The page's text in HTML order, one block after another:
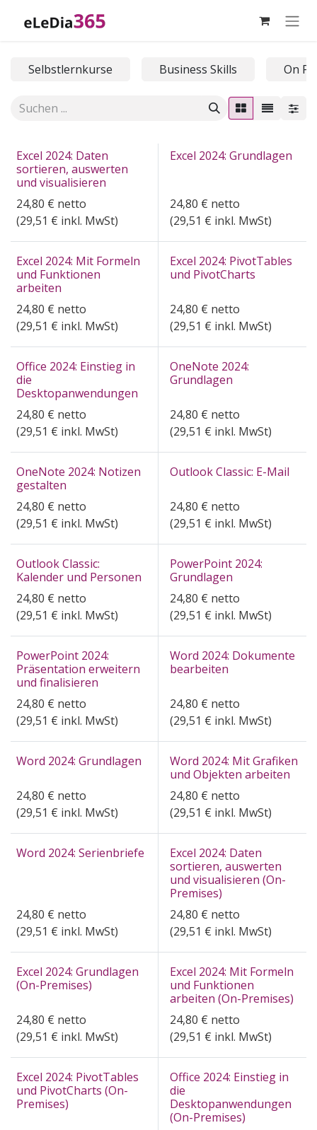
Selbstlernkurse Business Skills On
Excel 2024: Daten
sortieren, auswerten
und visualisieren
24,80 € netto
(29,51 € inkl. MwSt)
Excel 2024: Grundlagen
24,80 € netto
(29,51 € inkl. MwSt)
Excel 2024: Mit Formeln
und Funktionen
arbeiten
24,80 € netto
(29,51 € inkl. MwSt)
Excel 2024: PivotTables
und PivotCharts
24,80 € netto
(29,51 € inkl. MwSt)
Office 2024: Einstieg in
die
Desktopanwendungen
24,80 € netto
(29,51 € inkl. MwSt)
OneNote 2024:
Grundlagen
24,80 € netto
(29,51 € inkl. MwSt)
OneNote 2024: Notizen
gestalten
24,80 € netto
(29,51 € inkl. MwSt)
Outlook Classic: E-Mail
24,80 € netto
(29,51 € inkl. MwSt)
Outlook Classic:
Kalender und Personen
24,80 € netto
(29,51 € inkl. MwSt)
PowerPoint 2024:
Grundlagen
24,80 € netto
(29,51 € inkl. MwSt)
PowerPoint 2024:
Präsentation erweitern
und finalisieren
24,80 € netto
(29,51 € inkl. MwSt)
Word 2024: Dokumente
bearbeiten
24,80 € netto
(29,51 € inkl. MwSt)
Word 2024: Grundlagen
24,80 € netto
(29,51 € inkl. MwSt)
Word 2024: Mit Grafiken
und Objekten arbeiten
24,80 € netto
(29,51 € inkl. MwSt)
Word 2024: Serienbriefe
24,80 € netto
(29,51 € inkl. MwSt)
Excel 2024: Daten
sortieren, auswerten
und visualisieren (On-
Premises)
24,80 € netto
(29,51 € inkl. MwSt)
Excel 2024: Grundlagen
(On-Premises)
24,80 € netto
(29,51 € inkl. MwSt)
Excel 2024: Mit Formeln
und Funktionen
arbeiten (On-Premises)
24,80 € netto
(29,51 € inkl. MwSt)
Excel 2024: PivotTables
und PivotCharts (On-
Premises)
Office 2024: Einstieg in
die
Desktopanwendungen
(On-Premises)